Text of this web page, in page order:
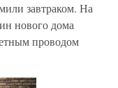
завтраком. На
нового дома
проводом